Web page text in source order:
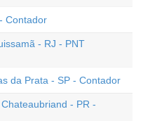
Contador
- RJ - PNT
da Prata - SP - Contador
- PR -